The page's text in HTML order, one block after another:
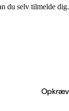
du selv tilmelde